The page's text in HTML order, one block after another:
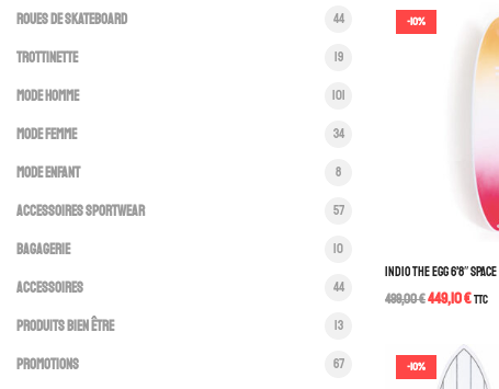
Roues De Skateboard 44
Trottinette 19
Mode Homme 101
Mode Femme 34
Mode Enfant 8
Accessoires Sportwear 57
Bagagerie 10
Accessoires 44
Produits bien être 13
Promotions 67
-10%
INDIO THE EGG 6’8″
499,00€449,10€TTC
-10%